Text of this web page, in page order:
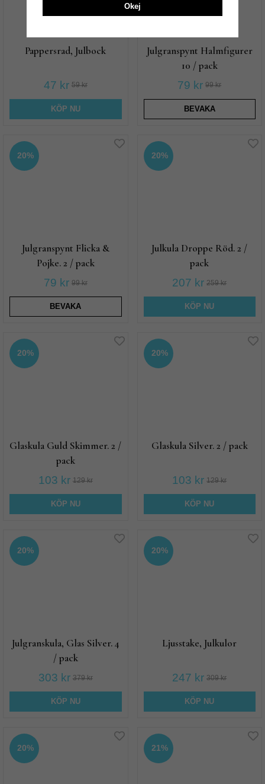
Pappersrad, Julbock
47 kr 59 kr
KÖP NU
Julgranspynt Halmfigurer
10 / pack
79 kr 99 kr
BEVAKA
20%
Julgranspynt Flicka &
Pojke. 2 / pack
79 kr 99 kr
BEVAKA
20%
Julkula Droppe Röd. 2 /
pack
207 kr 259 kr
KÖP NU
20%
Glaskula Guld Skimmer. 2 /
pack
103 kr 129 kr
KÖP NU
20%
Glaskula Silver. 2 / pack
103 kr 129 kr
KÖP NU
20%
Julgranskula, Glas Silver. 4
/ pack
303 kr 379 kr
KÖP NU
20%
Ljusstake, Julkulor
247 kr 309 kr
KÖP NU
20% 21%
Okej